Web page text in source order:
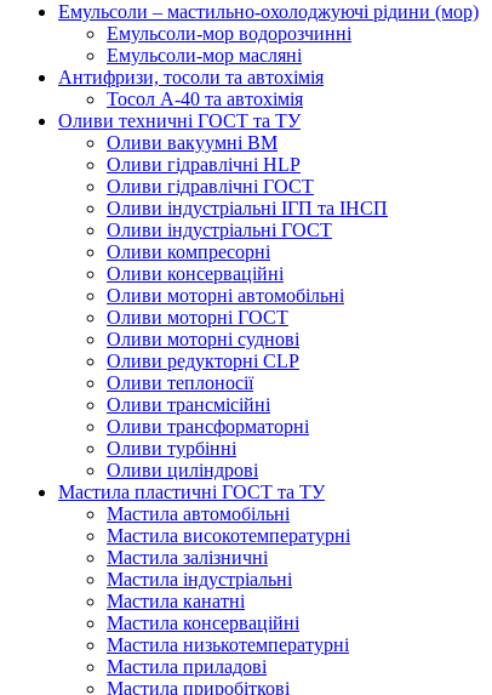
Емульсоли – мастильно-охолоджуючі рідини (мор)
Емульсоли-мор водорозчинні
Емульсоли-мор масляні
Антифризи, тосоли та автохімія
Тосол А-40 та автохімія
Оливи техничні ГОСТ та ТУ
Оливи вакуумні ВМ
Оливи гідравлічні HLP
Оливи гідравлічні ГОСТ
Оливи індустріальні ІГП та ІНСП
Оливи індустріальні ГОСТ
Оливи компресорні
Оливи консерваційні
Оливи моторні автомобільні
Оливи моторні ГОСТ
Оливи моторні суднові
Оливи редукторні CLP
Оливи теплоносії
Оливи трансмісійні
Оливи трансформаторні
Оливи турбінні
Оливи циліндрові
Мастила пластичні ГОСТ та ТУ
Мастила автомобільні
Мастила високотемпературні
Мастила залізничні
Мастила індустріальні
Мастила канатні
Мастила консерваційні
Мастила низькотемпературні
Мастила приладові
Мастила приробіткові